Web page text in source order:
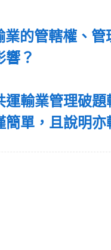
業的管轄權、管
？
輸業管理破題
單，且說明亦